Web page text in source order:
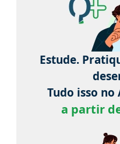
Estude.
Tudo isso no
a partir